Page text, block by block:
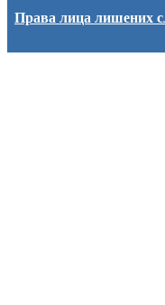
Права лица лишених